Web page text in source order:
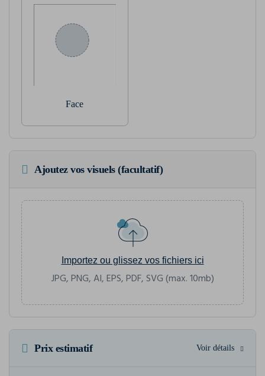
Face
Ajoutez vos visuels (facultatif)
Importez ou glissez vos fichiers ici
JPG, PNG, AI, EPS, PDF, SVG (max. 10mb)
Prix estimatif Voir détails